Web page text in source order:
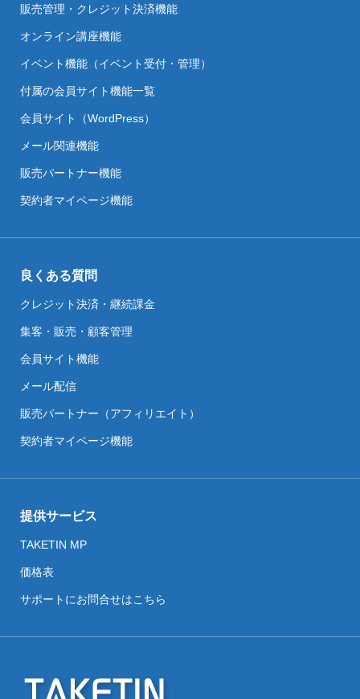
販売管理・クレジット決済機能
オンライン講座機能
イベント機能（イベント受付・管理）
付属の会員サイト機能一覧
会員サイト（WordPress）
メール関連機能
販売パートナー機能
契約者マイページ機能
良くある質問
クレジット決済・継続課金
集客・販売・顧客管理
会員サイト機能
メール配信
販売パートナー（アフィリエイト）
契約者マイページ機能
提供サービス
TAKETIN MP
価格表
サポートにお問合せはこちら